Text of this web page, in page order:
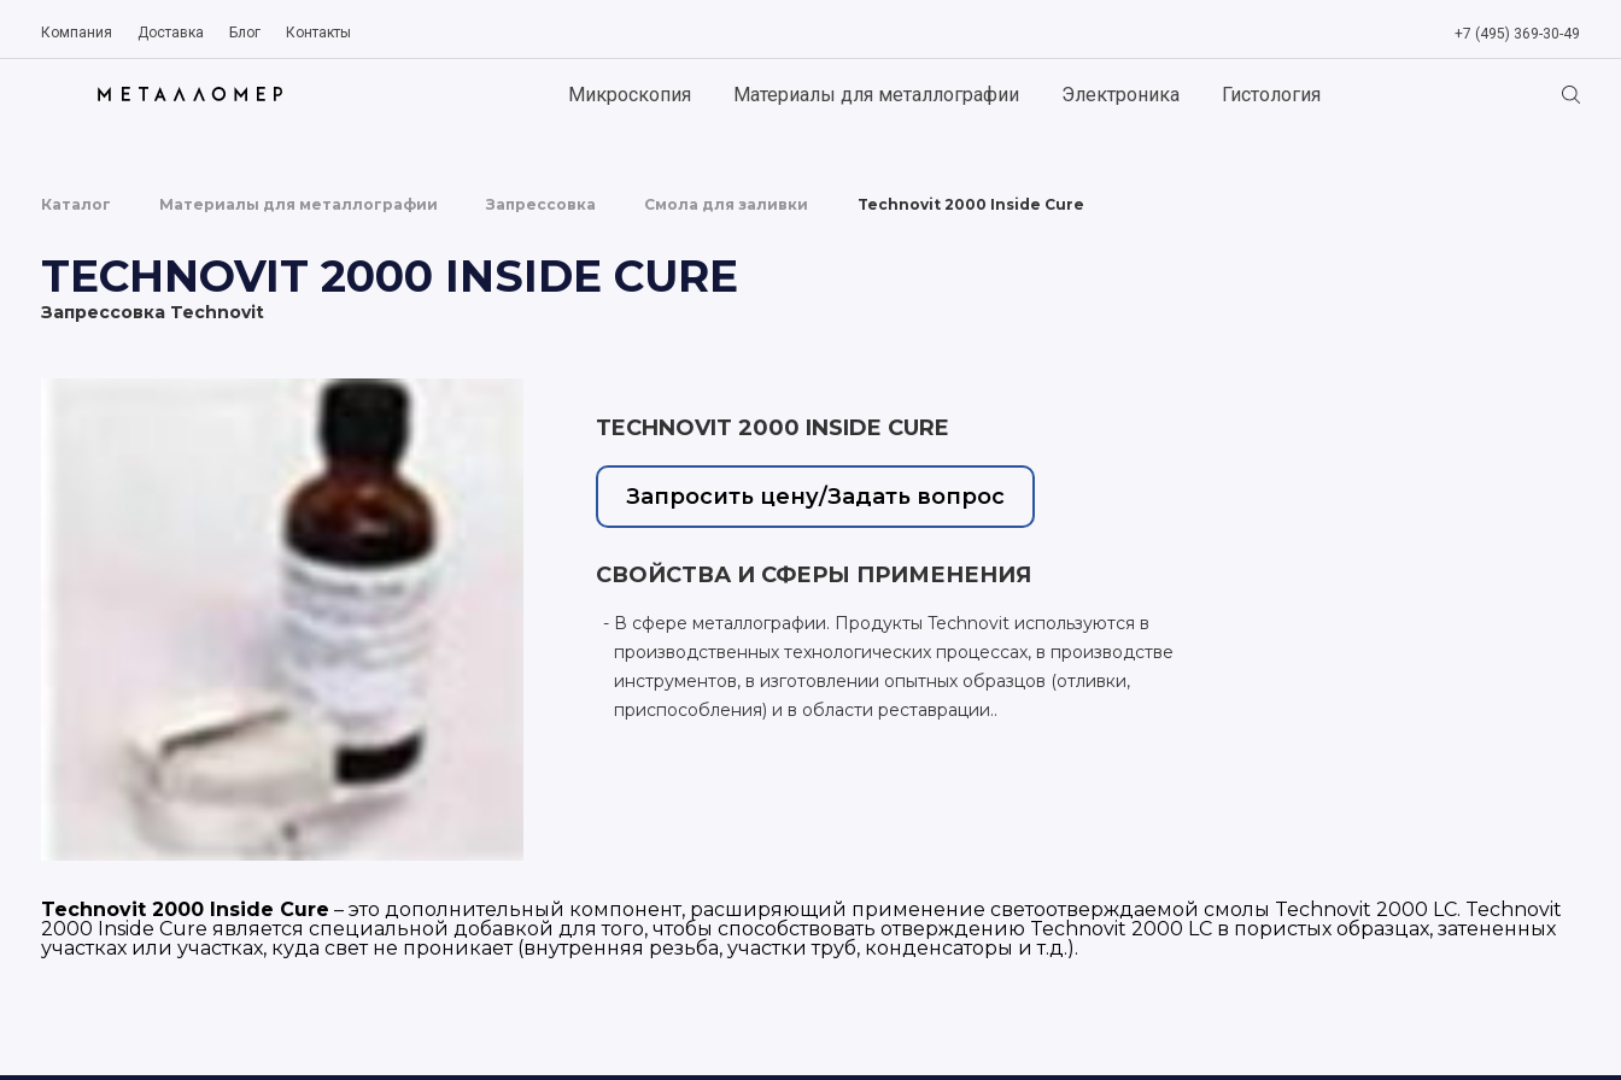
Компания Доставка Блог Контакты +7 (495) 369-30-49
Микроскопия Материалы для металлографии Электроника Гистология
Каталог Материалы для металлографии Запрессовка Смола для заливки Technovit 2000 Inside Cure
TECHNOVIT 2000 INSIDE CURE
Запрессовка Technovit
TECHNOVIT 2000 INSIDE CURE
Запросить цену/Задать вопрос
СВОЙСТВА И СФЕРЫ ПРИМЕНЕНИЯ
В сфере металлографии. Продукты Technovit используются в
производственных технологических процессах, в производстве
инструментов, в изготовлении опытных образцов (отливки,
приспособления) и в области реставрации..
Technovit 2000 Inside Cure – это дополнительный компонент, расширяющий применение светоотверждаемой смолы Technovit 2000 LC. Technovit
2000 Inside Cure является специальной добавкой для того, чтобы способствовать отверждению Technovit 2000 LC в пористых образцах, затененных
участках или участках, куда свет не проникает (внутренняя резьба, участки труб, конденсаторы и т.д.).